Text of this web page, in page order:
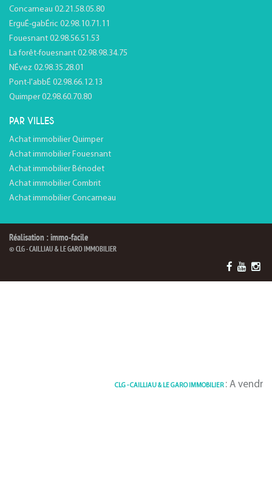
Concarneau 02.21.58.05.80
ErguÉ-gabÉric 02.98.10.71.11
Fouesnant 02.98.56.51.53
La forêt-fouesnant 02.98.98.34.75
NÉvez 02.98.35.28.01
Pont-l'abbÉ 02.98.66.12.13
Quimper 02.98.60.70.80
PAR VILLES
Achat immobilier Quimper
Achat immobilier Fouesnant
Achat immobilier Bénodet
Achat immobilier Combrit
Achat immobilier Concarneau
Réalisation : immo-facile
© CLG - CAILLIAU & LE GARO IMMOBILIER
CLG - CAILLIAU & LE GARO IMMOBILIER: A vendre Terrain